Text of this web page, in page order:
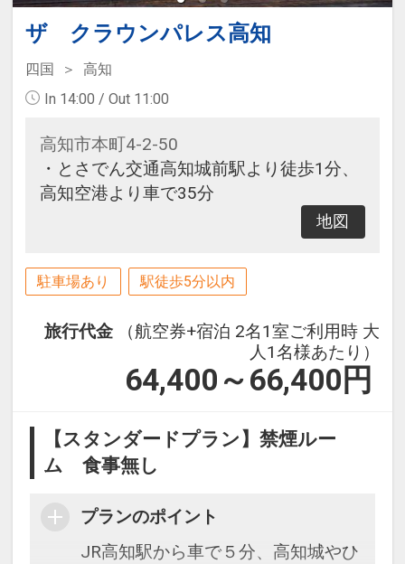
ザ クラウンパレス高知
四国
高知
In 14:00 / Out 11:00
高知市本町4-2-50
・とさでん交通高知城前駅より徒歩1分、
高知空港より車で35分
地図
駐車場あり 駅徒歩5分以内
旅行代金
（航空券+宿泊 2名1室ご利用時 大
人1名様あたり）
64,400～66,400 円
【スタンダードプラン】禁煙ルー
ム 食事無し
プランのポイント
JR高知駅から車で５分、高知城やひ